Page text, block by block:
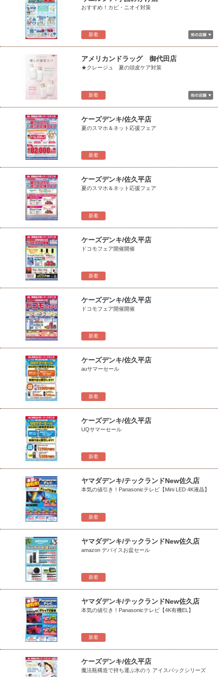
新着
おすすめ！カビ・ニオイ対策
新着
アメリカンドラッグ 御代田店
★クレージュ 夏の頭皮ケア対策
新着
ケーズデンキ/佐久平店
夏のスマホ＆ネット応援フェア
新着
ケーズデンキ/佐久平店
夏のスマホ＆ネット応援フェア
新着
ケーズデンキ/佐久平店
ドコモフェア開催開催
新着
ケーズデンキ/佐久平店
ドコモフェア開催開催
新着
ケーズデンキ/佐久平店
auサマーセール
新着
ケーズデンキ/佐久平店
UQサマーセール
新着
ヤマダデンキ/テックランドNew佐久店
本気の値引き！Panasonicテレビ【Mini LED 4K液晶】
新着
ヤマダデンキ/テックランドNew佐久店
amazon デバイスお盆セール
新着
ヤマダデンキ/テックランドNew佐久店
本気の値引き！Panasonicテレビ【4K有機EL】
ケーズデンキ/佐久平店
魔法瓶構造で持ち運ぶ氷のう アイスパックシリーズ